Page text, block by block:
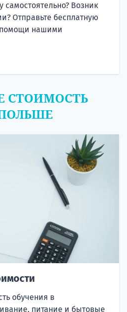
самостоятельно? Возник
Отправьте бесплатную
помощи нашими
СТОИМОСТЬ
обучения в
питание и бытовые